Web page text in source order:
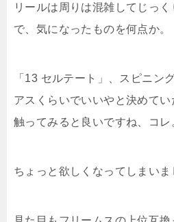
リールは周りは混雑してじっ
で、気になったものを何点か。
「13 セルテート」、スピニン
アスくらいでいいやと決めてい
触ってみると良いですね、コレ
ちょっと欲しくなってしまいま